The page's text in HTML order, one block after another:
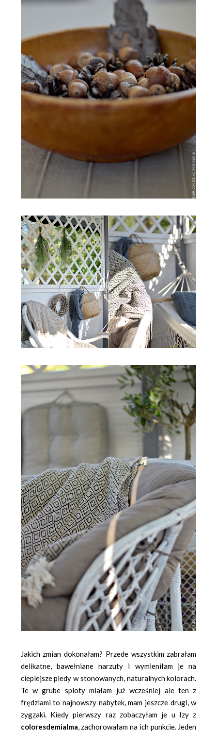
Jakich zmian dokonałam? Przede wszystkim zabrałam
delikatne, bawełniane narzuty i wymieniłam je na
cieplejsze pledy w stonowanych, naturalnych kolorach.
Te w grube sploty miałam już wcześniej ale ten z
frędzlami to najnowszy nabytek, mam jeszcze drugi, w
zygzaki. Kiedy pierwszy raz zobaczyłam je u Izy z
coloresdemialma, zachorowałam na ich punkcie. Jeden